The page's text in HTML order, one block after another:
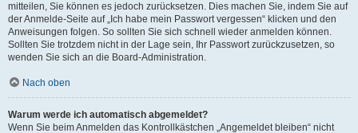
mitteilen, Sie können es jedoch zurücksetzen. Dies machen Sie, indem Sie auf
der Anmelde-Seite auf „Ich habe mein Passwort vergessen“ klicken und den
Anweisungen folgen. So sollten Sie sich schnell wieder anmelden können.
Sollten Sie trotzdem nicht in der Lage sein, Ihr Passwort zurückzusetzen, so
wenden Sie sich an die Board-Administration.
Nach oben
Warum werde ich automatisch abgemeldet?
Wenn Sie beim Anmelden das Kontrollkästchen „Angemeldet bleiben“ nicht